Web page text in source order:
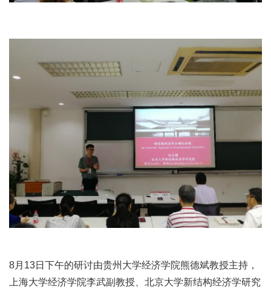
8月13日下午的研讨由贵州大学经济学院熊德斌教授主持，
上海大学经济学院李武副教授、北京大学新结构经济学研究